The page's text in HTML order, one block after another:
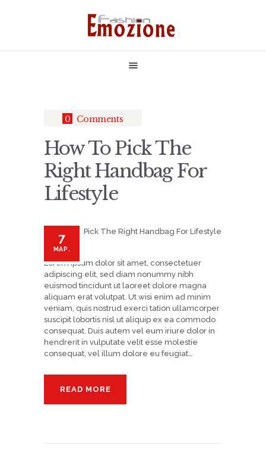
НАЧАЛО
КОНТАКТИ
0 Comments
How To Pick The
Right Handbag For
Lifestyle
7
МАР.
Lorem ipsum dolor sit amet, consectetuer
adipiscing elit, sed diam nonummy nibh
euismod tincidunt ut laoreet dolore magna
aliquam erat volutpat. Ut wisi enim ad minim
veniam, quis nostrud exerci tation ullamcorper
suscipit lobortis nisl ut aliquip ex ea commodo
consequat. Duis autem vel eum iriure dolor in
hendrerit in vulputate velit esse molestie
consequat, vel illum dolore eu feugiat…
READ MORE